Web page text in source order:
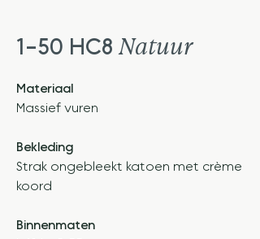
1-50 HC8 Natuur
Materiaal
Massief vuren
Bekleding
Strak ongebleekt katoen met crème
koord
Binnenmaten